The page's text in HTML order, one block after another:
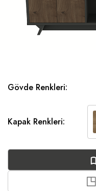
Gövde Renkleri:
Kapak Renkleri: